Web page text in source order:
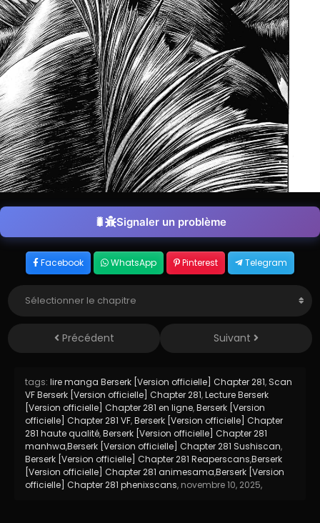
Signaler un problème
Facebook WhatsApp Pinterest Telegram
Précédent Suivant
tags: lire manga Berserk [Version officielle] Chapter 281, Scan
VF Berserk [Version officielle] Chapter 281,Lecture Berserk
[Version officielle] Chapter 281 en ligne,Berserk [Version
officielle] Chapter 281 VF,Berserk [Version officielle] Chapter
281 haute qualité,Berserk [Version officielle] Chapter 281
manhwa,Berserk [Version officielle] Chapter 281 Sushiscan,
Berserk [Version officielle] Chapter 281 Reaperscans,Berserk
[Version officielle] Chapter 281 animesama,Berserk [Version
officielle] Chapter 281 phenixscans, novembre 10, 2025,